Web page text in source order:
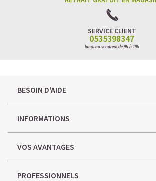
SERVICE CLIENT
0535398347
lundi au vendredi de 9h à 19h
BESOIN D'AIDE
INFORMATIONS
VOS AVANTAGES
PROFESSIONNELS